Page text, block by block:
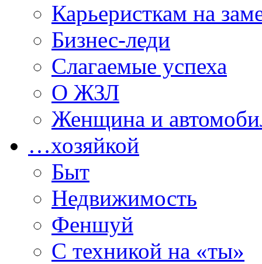
Карьеристкам на
Бизнес-леди
Слагаемые успеха
О ЖЗЛ
Женщина и
…хозяйкой
Быт
Недвижимость
Феншуй
С техникой на «ты»